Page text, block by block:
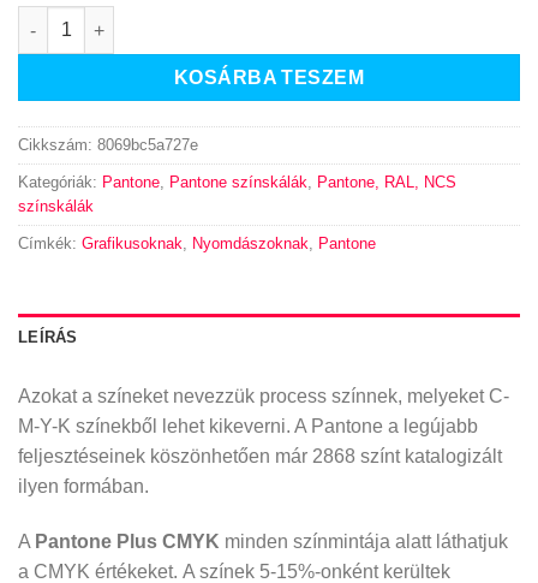
Pantone Plus CMYK mennyiség
KOSÁRBA TESZEM
Cikkszám: 8069bc5a727e
Kategóriák: Pantone, Pantone színskálák, Pantone, RAL, NCS
színskálák
Címkék: Grafikusoknak, Nyomdászoknak, Pantone
LEÍRÁS
Azokat a színeket nevezzük process színnek, melyeket C-
M-Y-K színekből lehet kikeverni. A Pantone a legújabb
feljesztéseinek köszönhetően már 2868 színt katalogizált
ilyen formában.
A Pantone Plus CMYK minden színmintája alatt láthatjuk
a CMYK értékeket. A színek 5-15%-onként kerültek